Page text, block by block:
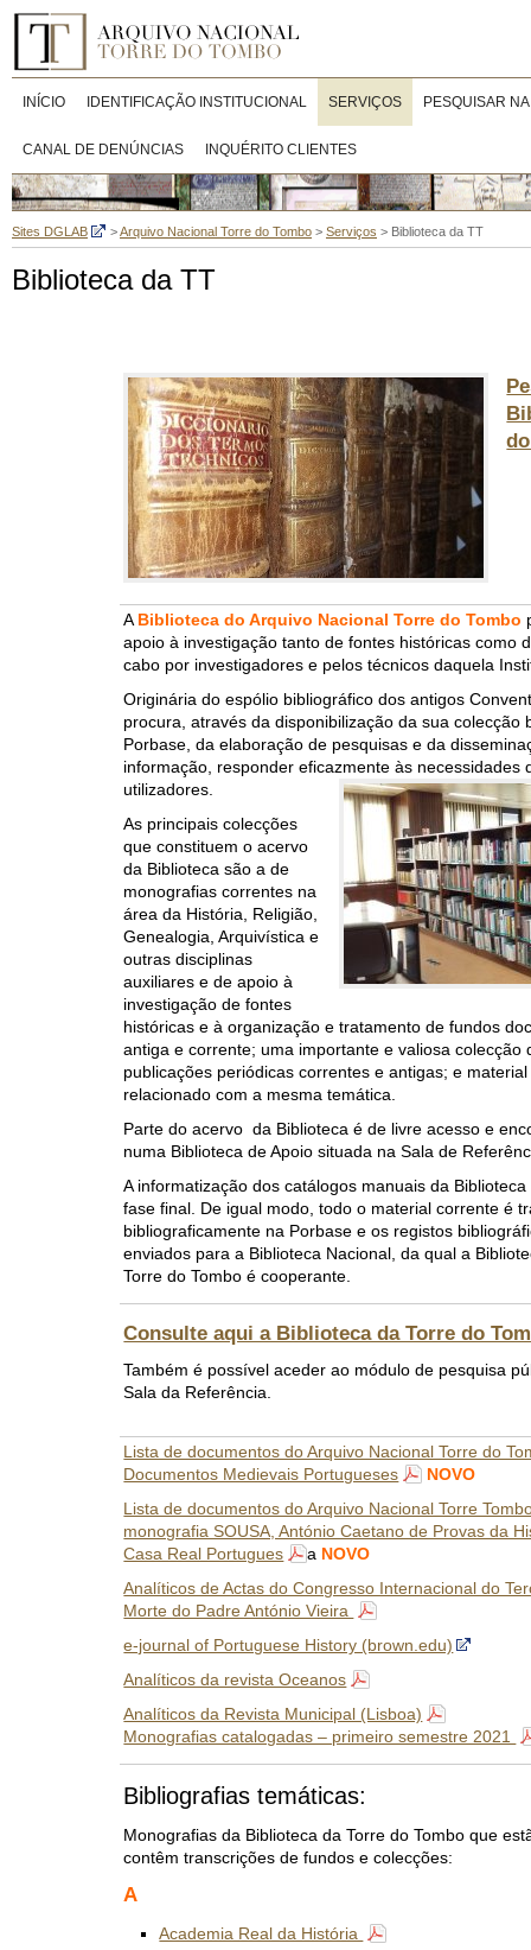
INÍCIO IDENTIFICAÇÃO INSTITUCIONAL SERVIÇOS PESQUISAR
CANAL DE DENÚNCIAS INQUÉRITO CLIENTES
Sites DGLAB >Arquivo Nacional Torre do Tombo > Serviços > Biblioteca da TT
Biblioteca da TT
A Biblioteca do Arquivo Nacional Torre do Tombo
apoio à investigação tanto de fontes históricas como
cabo por investigadores e pelos técnicos daquela
Originária do espólio bibliográfico dos antigos
procura, através da disponibilização da sua colecção
Porbase, da elaboração de pesquisas e da
informação, responder eficazmente às necessidades
utilizadores.
As principais colecções
que constituem o acervo
da Biblioteca são a de
monografias correntes na
área da História, Religião,
Genealogia, Arquivística e
outras disciplinas
auxiliares e de apoio à
investigação de fontes
históricas e à organização e tratamento de fundos
antiga e corrente; uma importante e valiosa colecção
publicações periódicas correntes e antigas; e
relacionado com a mesma temática.
Parte do acervo da Biblioteca é de livre acesso e
numa Biblioteca de Apoio situada na Sala de
A informatização dos catálogos manuais da
fase final. De igual modo, todo o material corrente é
bibliograficamente na Porbase e os registos
enviados para a Biblioteca Nacional, da qual a
Torre do Tombo é cooperante.
Consulte aqui a Biblioteca da Torre do
Também é possível aceder ao módulo de pesquisa
Sala da Referência.
Lista de documentos do Arquivo Nacional Torre do
Documentos Medievais Portugueses
NOVO
Lista de documentos do Arquivo Nacional Torre
monografia SOUSA, António Caetano de Provas da
Casa Real Portugues
a NOVO
Analíticos de Actas do Congresso Internacional do
Morte do Padre António Vieira
e-journal of Portuguese History (brown.edu)
Analíticos da revista Oceanos
Analíticos da Revista Municipal (Lisboa)
Monografias catalogadas – primeiro semestre 2021
Bibliografias temáticas:
Monografias da Biblioteca da Torre do Tombo que
contêm transcrições de fundos e colecções:
A
Academia Real da História